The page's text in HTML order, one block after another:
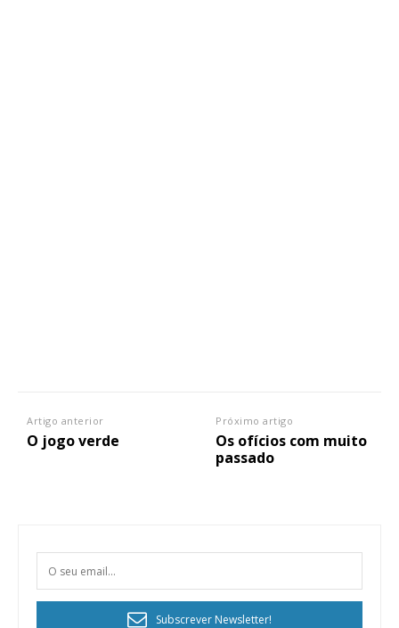
Artigo anterior
O jogo verde
Próximo artigo
Os ofícios com muito
passado
Subscrever Newsletter!